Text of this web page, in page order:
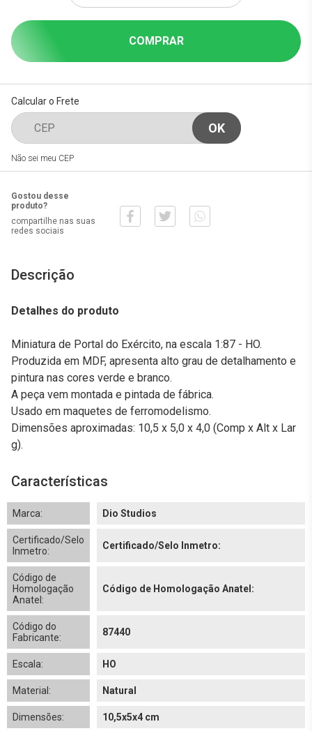
COMPRAR
Calcular o Frete
Não sei meu CEP
Gostou desse
produto?
compartilhe nas suas
redes sociais
Descrição
Detalhes do produto
Miniatura de Portal do Exército, na escala 1:87 - HO.
Produzida em MDF, apresenta alto grau de detalhamento e
pintura nas cores verde e branco.
A peça vem montada e pintada de fábrica.
Usado em maquetes de ferromodelismo.
Dimensões aproximadas: 10,5 x 5,0 x 4,0 (Comp x Alt x Lar
g).
Características
Marca: Dio Studios
Certificado/Selo
Inmetro:
Certificado/Selo Inmetro:
Código de
Homologação
Anatel:
Código de Homologação Anatel:
Código do
Fabricante:
87440
Escala: HO
Material: Natural
Dimensões: 10,5x5x4 cm